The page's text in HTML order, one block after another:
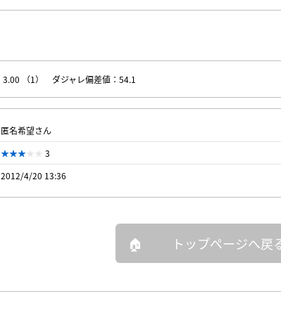
3.00 （1） ダジャレ偏差値：54.1
匿名希望さん
3
2012/4/20 13:36
トップページへ戻